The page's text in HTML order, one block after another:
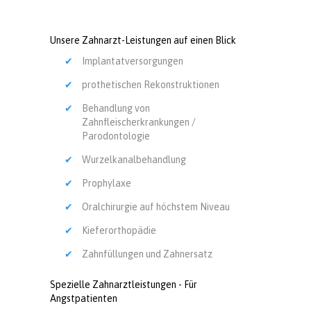
Unsere Zahnarzt-Leistungen auf einen Blick
Implantatversorgungen
prothetischen Rekonstruktionen
Behandlung von
Zahnfleischerkrankungen /
Parodontologie
Wurzelkanalbehandlung
Prophylaxe
Oralchirurgie auf höchstem Niveau
Kieferorthopädie
Zahnfüllungen und Zahnersatz
Spezielle Zahnarztleistungen - Für
Angstpatienten